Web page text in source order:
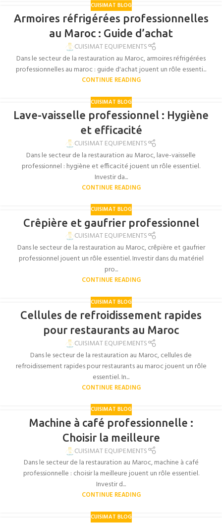
CUISIMAT BLOG
Armoires réfrigérées professionnelles
au Maroc : Guide d’achat
CUISIMAT EQUIPEMENTS
Dans le secteur de la restauration au Maroc, armoires réfrigérées
professionnelles au maroc : guide d'achat jouent un rôle essenti...
CONTINUE READING
CUISIMAT BLOG
Lave-vaisselle professionnel : Hygiène
et efficacité
CUISIMAT EQUIPEMENTS
Dans le secteur de la restauration au Maroc, lave-vaisselle
professionnel : hygiène et efficacité jouent un rôle essentiel.
Investir da...
CONTINUE READING
CUISIMAT BLOG
Crêpière et gaufrier professionnel
CUISIMAT EQUIPEMENTS
Dans le secteur de la restauration au Maroc, crêpière et gaufrier
professionnel jouent un rôle essentiel. Investir dans du matériel
pro...
CONTINUE READING
CUISIMAT BLOG
Cellules de refroidissement rapides
pour restaurants au Maroc
CUISIMAT EQUIPEMENTS
Dans le secteur de la restauration au Maroc, cellules de
refroidissement rapides pour restaurants au maroc jouent un rôle
essentiel. In...
CONTINUE READING
CUISIMAT BLOG
Machine à café professionnelle :
Choisir la meilleure
CUISIMAT EQUIPEMENTS
Dans le secteur de la restauration au Maroc, machine à café
professionnelle : choisir la meilleure jouent un rôle essentiel.
Investir d...
CONTINUE READING
CUISIMAT BLOG